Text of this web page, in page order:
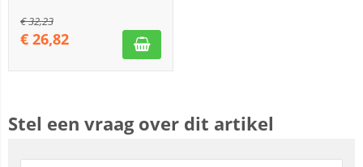
€32,23
€ 26,82
Stel een vraag over dit artikel